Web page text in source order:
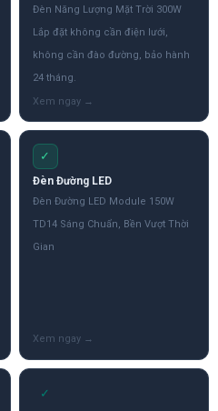
Đèn Năng Lượng Mặt Trời 300W
Lắp đặt không cần điện lưới,
không cần đào đường, bảo hành
24 tháng.
✓
Đèn Đường LED
Đèn Đường LED Module 150W
TD14 Sáng Chuẩn, Bền Vượt Thời
Gian
✓